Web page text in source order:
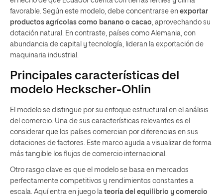
favorable. Según este modelo, debe concentrarse en exportar
productos agrícolas como banano o cacao , aprovechando su
dotación natural. En contraste, países como Alemania, con
abundancia de capital y tecnología, lideran la exportación de
maquinaria industrial.
Principales características del
modelo Heckscher-Ohlin
El modelo se distingue por su enfoque estructural en el análisis
del comercio. Una de sus características relevantes es el
considerar que los países comercian por diferencias en sus
dotaciones de factores. Este marco ayuda a visualizar de forma
más tangible los flujos de comercio internacional.
Otro rasgo clave es que el modelo se basa en mercados
perfectamente competitivos y rendimientos constantes a
escala. Aquí entra en juego la teoría del equilibrio y comercio